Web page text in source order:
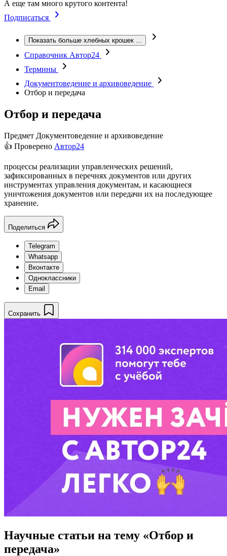
А еще там много крутого контента!
Подписаться
Показать больше хлебных крошек ...
Справочник Автор24
Термины
Документоведение и архивоведение
Отбор и передача
Отбор и передача
Предмет Документоведение и архивоведение
👍 Проверено Автор24
процессы реализации управленческих решений,
зафиксированных в перечнях документов или других
инструментах управления документам, и касающиеся
уничтожения документов или передачи их на последующее
хранение.
Поделиться
Telegram
Whatsapp
Вконтакте
Одноклассники
Email
Сохранить
Научные статьи на тему «Отбор и
передача»